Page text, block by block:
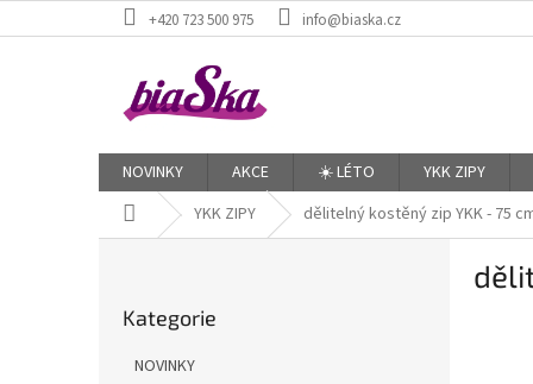
na
+420 723 500 975 info@biaska.cz
NOVINKY AKCE ☀️ LÉTO YKK ZIPY
Domů YKK ZIPY dělitelný kostěný zip YKK - 75
kategorie
Kategorie
NOVINKY